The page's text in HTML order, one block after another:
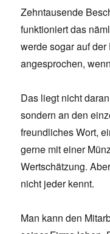
Zehntausende
funktioniert das
werde sogar auf
angesprochen,
Das liegt nicht
sondern an den
freundliches Wort,
gerne mit einer
Wertschätzung.
nicht jeder kennt.
Man kann den